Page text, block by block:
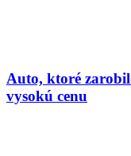
Auto, ktoré
vysokú cenu